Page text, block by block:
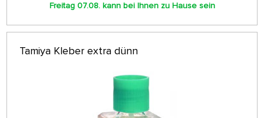
Freitag 07.08. kann bei Ihnen zu Hause sein
Tamiya Kleber extra dünn